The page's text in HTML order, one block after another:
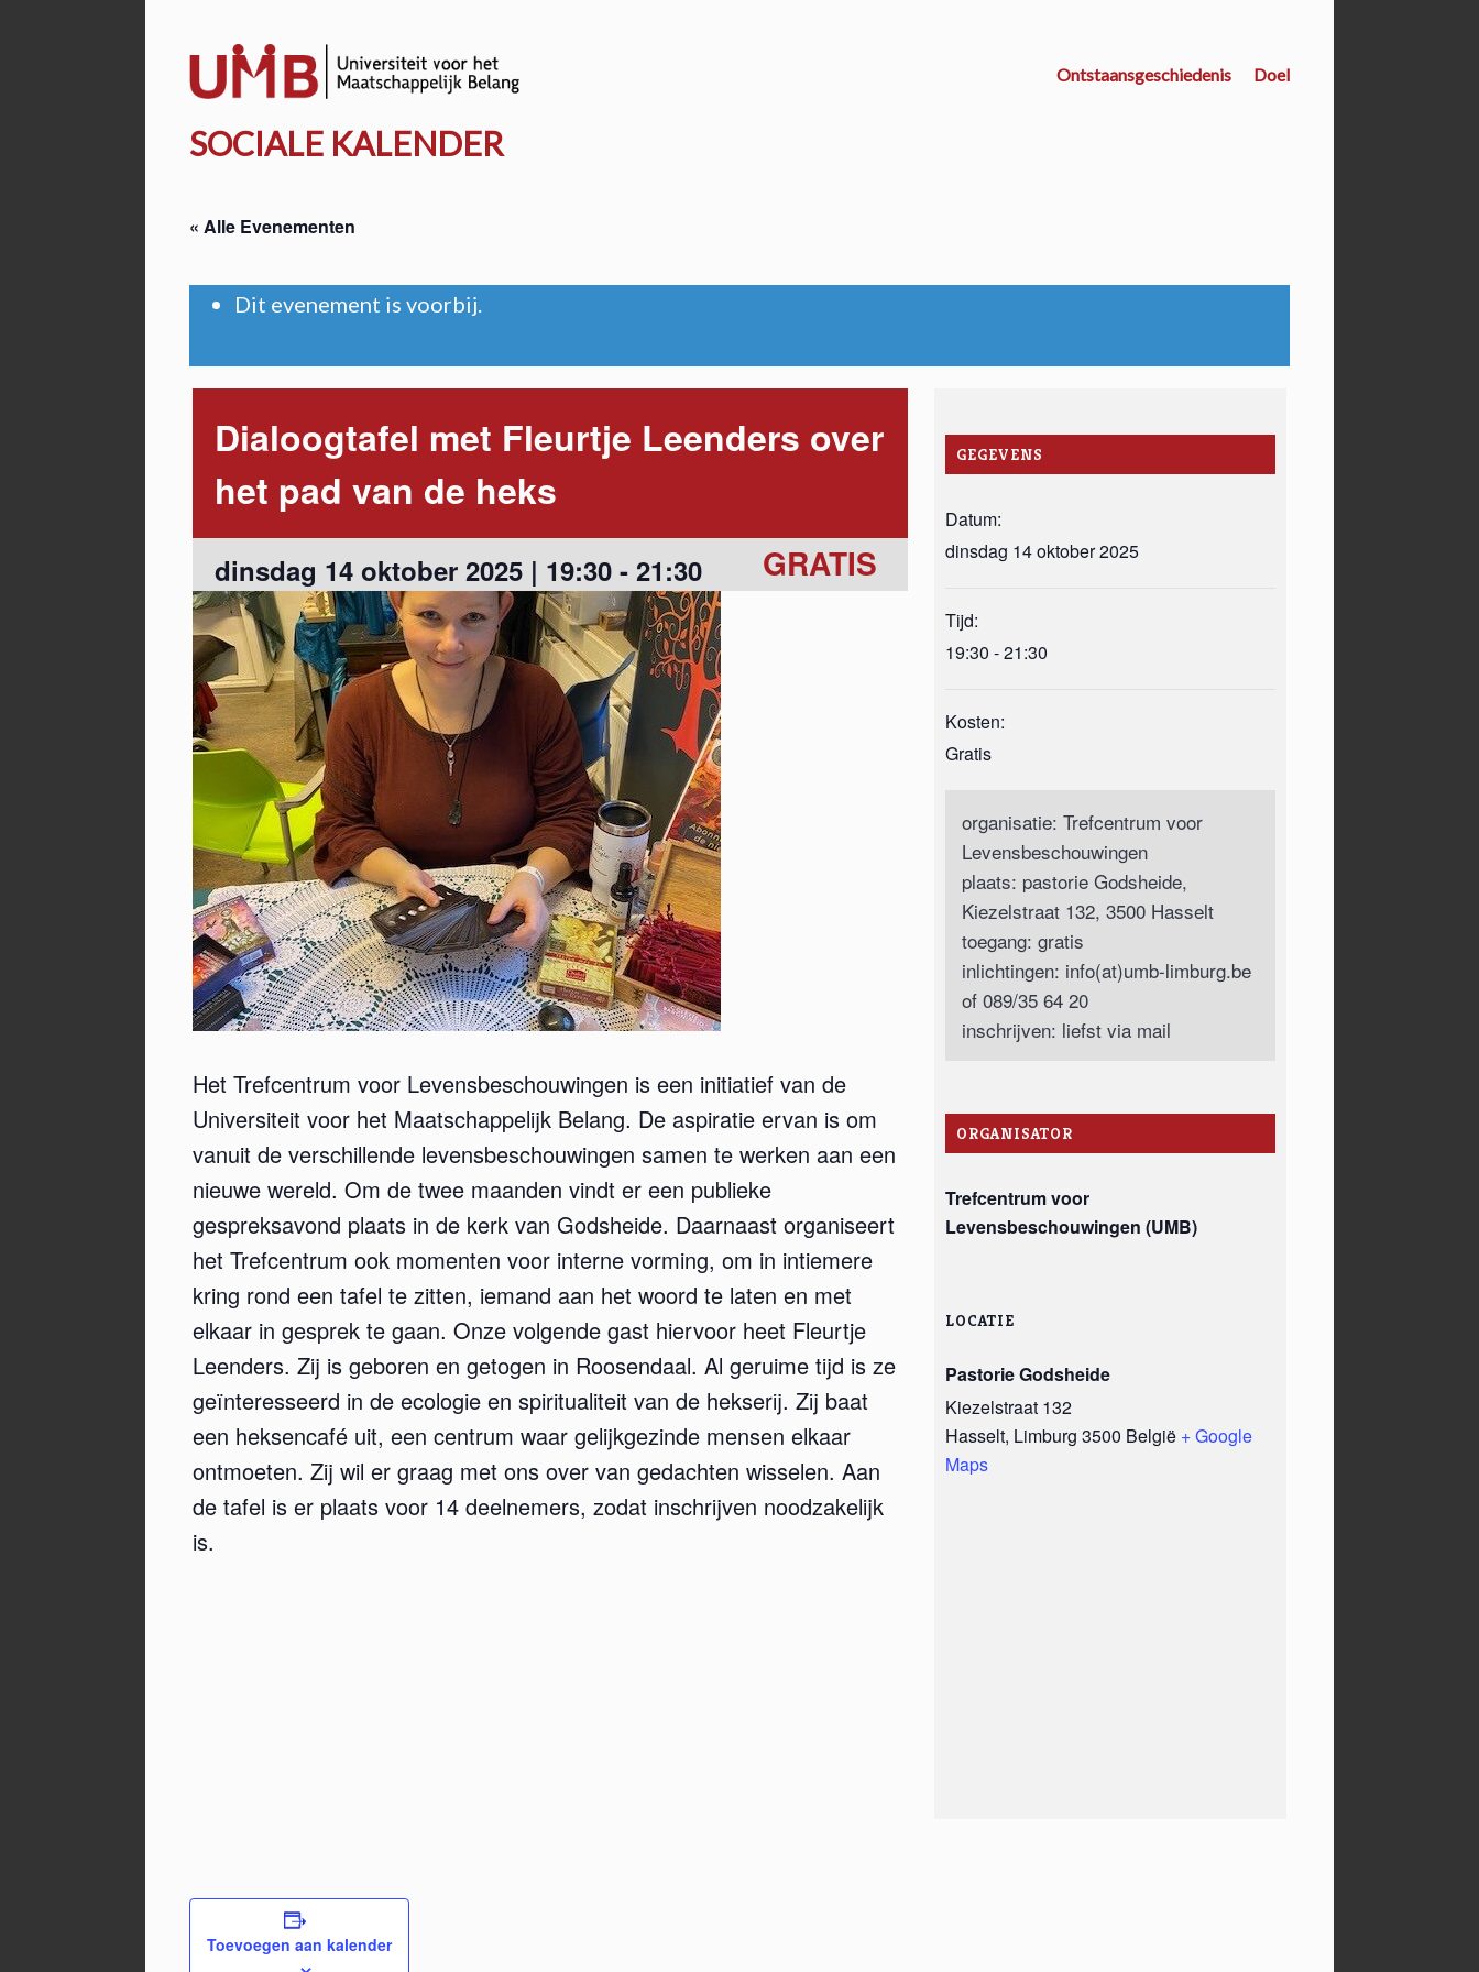
kalender.be
SOCIALE KALENDER
Ontstaansgeschiedenis Doel
« Alle Evenementen
Dit evenement is voorbij.
Dialoogtafel met Fleurtje Leenders over
het pad van de heks
dinsdag 14 oktober 2025 | 19:30 - 21:30 GRATIS
Het Trefcentrum voor Levensbeschouwingen is een initiatief van de
Universiteit voor het Maatschappelijk Belang. De aspiratie ervan is om
vanuit de verschillende levensbeschouwingen samen te werken aan een
nieuwe wereld. Om de twee maanden vindt er een publieke
gespreksavond plaats in de kerk van Godsheide. Daarnaast organiseert
het Trefcentrum ook momenten voor interne vorming, om in intiemere
kring rond een tafel te zitten, iemand aan het woord te laten en met
elkaar in gesprek te gaan. Onze volgende gast hiervoor heet Fleurtje
Leenders. Zij is geboren en getogen in Roosendaal. Al geruime tijd is ze
geïnteresseerd in de ecologie en spiritualiteit van de hekserij. Zij baat
een heksencafé uit, een centrum waar gelijkgezinde mensen elkaar
ontmoeten. Zij wil er graag met ons over van gedachten wisselen. Aan
de tafel is er plaats voor 14 deelnemers, zodat inschrijven noodzakelijk
is.
GEGEVENS
Datum:
dinsdag 14 oktober 2025
Tijd:
19:30 - 21:30
Kosten:
Gratis
organisatie: Trefcentrum voor
Levensbeschouwingen
plaats: pastorie Godsheide,
Kiezelstraat 132, 3500 Hasselt
toegang: gratis
inlichtingen: info(at)umb-limburg.be
of 089/35 64 20
inschrijven: liefst via mail
ORGANISATOR
Trefcentrum voor
Levensbeschouwingen (UMB)
LOCATIE
Pastorie Godsheide
Kiezelstraat 132
Hasselt, Limburg 3500 België + Google
Maps
Toevoegen aan kalender